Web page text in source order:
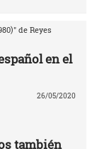
de Reyes
en el
26/05/2020
también